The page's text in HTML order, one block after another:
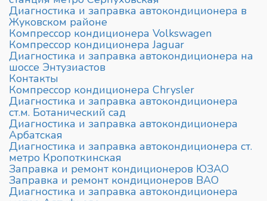
Диагностика и заправка автокондиционера в
Жуковском районе
Компрессор кондиционера Volkswagen
Компрессор кондиционера Jaguar
Диагностика и заправка автокондиционера на
шоссе Энтузиастов
Контакты
Компрессор кондиционера Chrysler
Диагностика и заправка автокондиционера
ст.м. Ботанический сад
Диагностика и заправка автокондиционера
Арбатская
Диагностика и заправка автокондиционера ст.
метро Кропоткинская
Заправка и ремонт кондиционеров ЮЗАО
Заправка и ремонт кондиционеров ВАО
Диагностика и заправка автокондиционера